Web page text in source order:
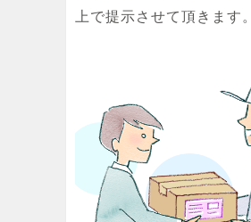
上で提示させて頂きます。